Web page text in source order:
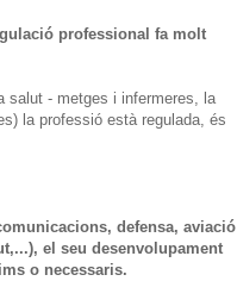
professional fa molt
salut - metges i infermeres, la
la professió està regulada, és
defensa, aviació
el seu desenvolupament
o necessaris.